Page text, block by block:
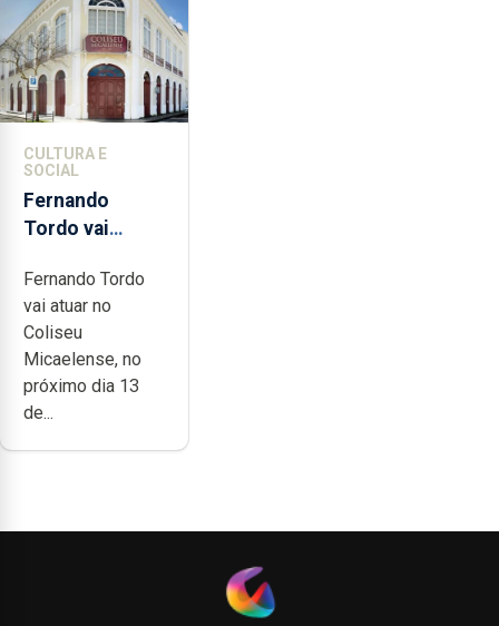
CULTURA E
SOCIAL
Fernando
Tordo vai
anos de
carreira no
Coliseu
Micaelense
Fernando Tordo
vai atuar no
Coliseu
Micaelense, no
próximo dia 13
de...